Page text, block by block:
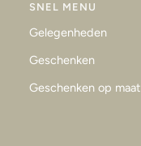
SNEL MENU
Gelegenheden
Geschenken
Geschenken op maat